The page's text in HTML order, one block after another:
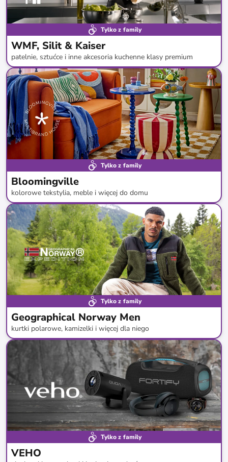
Tylko z family
WMF, Silit & Kaiser
patelnie, sztućce i inne akcesoria kuchenne klasy premium
do-59%* Nowość Nowa dostawa
Tylko z family
Bloomingville
kolorowe tekstylia, meble i więcej do domu
do -73%* Nowa kolekcja
Tylko z family
Geographical Norway Men
kurtki polarowe, kamizelki i więcej dla niego
75 Nowa dostawa
Tylko z family
VEHO